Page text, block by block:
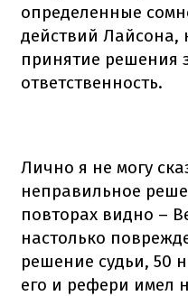
определенные
действий Лайсона,
принятие решения
ответственность.
Лично я не могу
неправильное
повторах видно –
настолько
решение судьи, 50
его и рефери имел